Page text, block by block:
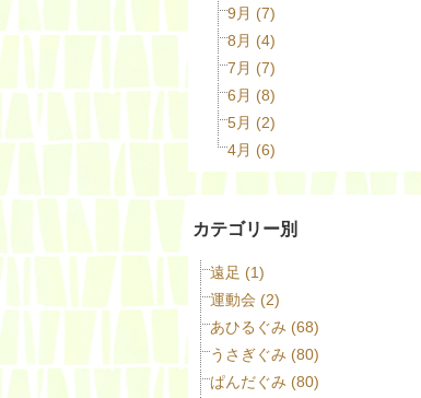
9月 (7)
8月 (4)
7月 (7)
6月 (8)
5月 (2)
4月 (6)
カテゴリー別
遠足 (1)
運動会 (2)
あひるぐみ (68)
うさぎぐみ (80)
ぱんだぐみ (80)